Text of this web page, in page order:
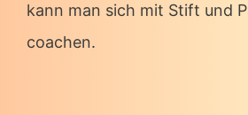
kann man sich mit Stift und
coachen.